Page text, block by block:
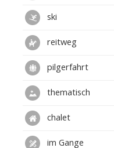
ski
reitweg
pilgerfahrt
thematisch
chalet
im Gange